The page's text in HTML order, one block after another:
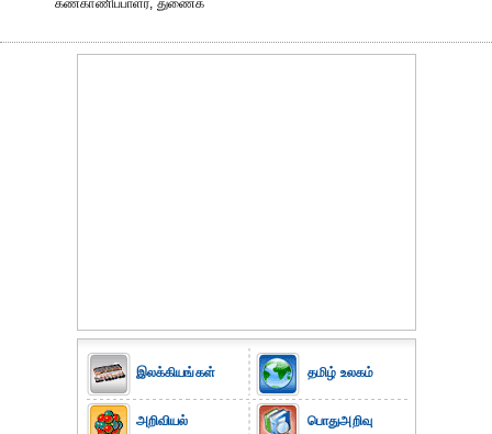
கண்காணிப்பாளர், துணைக்
இலக்கியங்கள்
அறிவியல்
தமிழ் உலகம்
பொதுஅறிவு